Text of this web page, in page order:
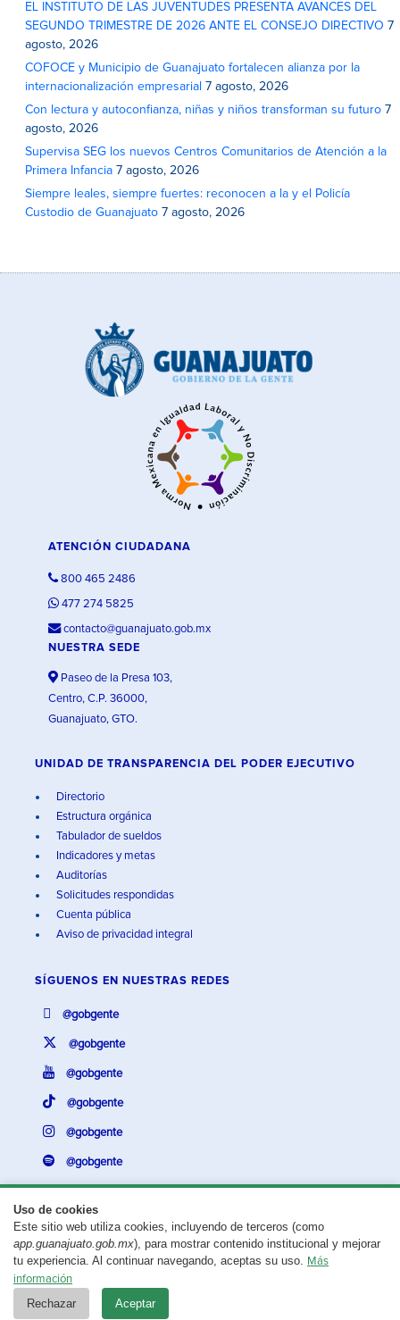
EL INSTITUTO DE LAS JUVENTUDES PRESENTA AVANCES DEL
SEGUNDO TRIMESTRE DE 2026 ANTE EL CONSEJO DIRECTIVO 7
agosto, 2026
COFOCE y Municipio de Guanajuato fortalecen alianza por la
internacionalización empresarial 7 agosto, 2026
Con lectura y autoconfianza, niñas y niños transforman su futuro 7
agosto, 2026
Supervisa SEG los nuevos Centros Comunitarios de Atención a la
Primera Infancia 7 agosto, 2026
Siempre leales, siempre fuertes: reconocen a la y el Policía
Custodio de Guanajuato 7 agosto, 2026
Uso de cookies
Este sitio web utiliza cookies, incluyendo de terceros (como
app.guanajuato.gob.mx), para mostrar contenido institucional y mejorar
tu experiencia. Al continuar navegando, aceptas su uso. Más
información
Rechazar Aceptar
ATENCIÓN CIUDADANA
800 465 2486
477 274 5825
contacto@guanajuato.gob.mx
NUESTRA SEDE
Paseo de la Presa 103,
Centro, C.P. 36000,
Guanajuato, GTO.
UNIDAD DE TRANSPARENCIA DEL PODER EJECUTIVO
Directorio
Estructura orgánica
Tabulador de sueldos
Indicadores y metas
Auditorías
Solicitudes respondidas
Cuenta pública
Aviso de privacidad integral
SÍGUENOS EN NUESTRAS REDES
@gobgente
@gobgente
@gobgente
@gobgente
@gobgente
@gobgente
¿Existe algún problema con esta página?Repórtalo aquí.
Aviso legal